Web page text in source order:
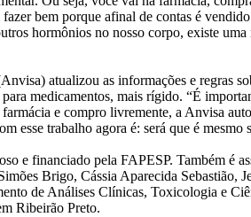
bem porque afinal de contas é
hormônios no nosso corpo, existe
atualizou as informações e regras
medicamentos, mais rígido. “É
e compro livremente, a Anvisa
esse trabalho agora é: será que é
e financiado pela FAPESP. Também é
Brigo, Cássia Aparecida Sebastião,
de Análises Clínicas, Toxicologia e
Ribeirão Preto.